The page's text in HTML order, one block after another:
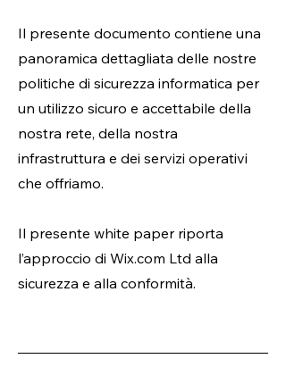
Il presente documento contiene una
panoramica dettagliata delle nostre
politiche di sicurezza informatica per
un utilizzo sicuro e accettabile della
nostra rete, della nostra
infrastruttura e dei servizi operativi
che offriamo.
Il presente white paper riporta
l’approccio di Wix.com Ltd alla
sicurezza e alla conformità.